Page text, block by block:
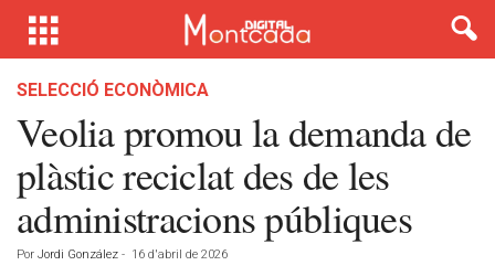
SELECCIÓ ECONÒMICA
Veolia promou la demanda de
plàstic reciclat des de les
administracions públiques
Por Jordi González - 16 d'abril de 2026